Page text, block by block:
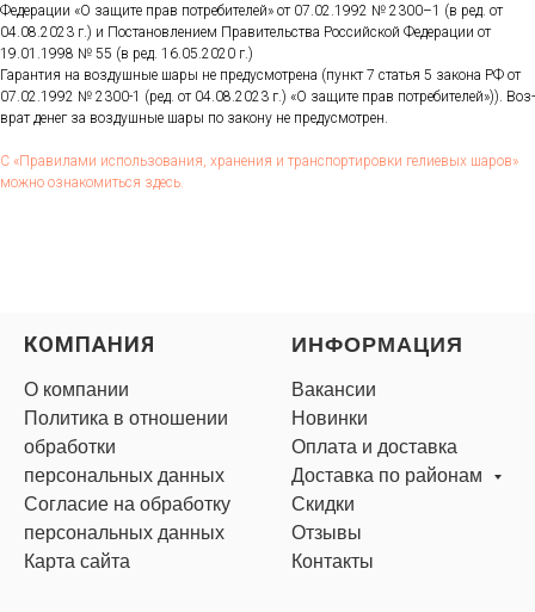
Фе­дера­ции «О за­щите прав пот­ре­бите­лей» от 07.02.1992 № 2300–1 (в ред. от
04.08.2023 г.) и Пос­та­нов­ле­ни­ем Пра­витель­ства Рос­сий­ской Фе­дера­ции от
19.01.1998 № 55 (в ред. 16.05.2020 г.)
Га­ран­тия на воз­душные ша­ры не пре­дус­мотре­на (пункт 7 статья 5 за­кона РФ от
07.02.1992 № 2300-1 (ред. от 04.08.2023 г.) «О за­щите прав пот­ре­бите­лей»)). Воз­
врат де­нег за воз­душные ша­ры по за­кону не пре­дус­мотрен.
С «Пра­вила­ми ис­поль­зо­вания, хра­нения и тран­спор­ти­ров­ки ге­ли­евых ша­ров»
мож­но оз­на­комить­ся здесь.
КОМПАНИЯ
О компании
Политика в отношении
обработки
персональных данных
Согласие на обработку
персональных данных
Карта сайта
ИНФОРМАЦИЯ
Вакансии
Новинки
Оплата и доставка
Доставка по районам
Скидки
Отзывы
Контакты